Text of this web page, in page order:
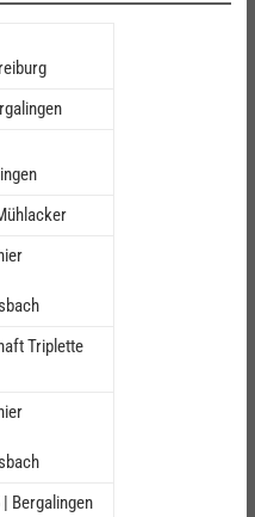
Triplette
Bergalingen